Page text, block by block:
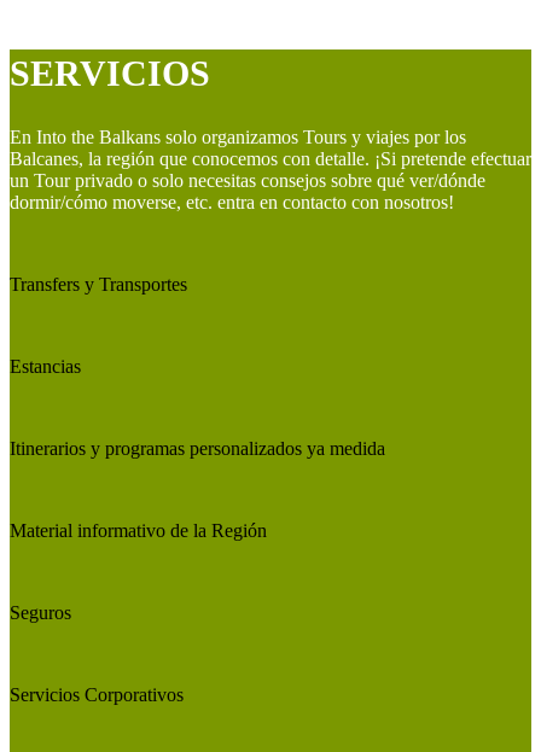
SERVICIOS
En Into the Balkans solo organizamos Tours y viajes por los
Balcanes, la región que conocemos con detalle. ¡Si pretende efectuar
un Tour privado o solo necesitas consejos sobre qué ver/dónde
dormir/cómo moverse, etc. entra en contacto con nosotros!
Transfers y Transportes
Estancias
Itinerarios y programas personalizados ya medida
Material informativo de la Región
Seguros
Servicios Corporativos